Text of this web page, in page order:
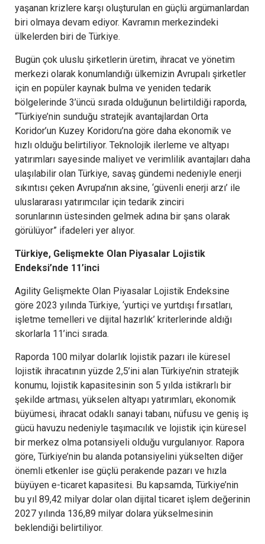
yaşanan krizlere karşı oluşturulan en güçlü argümanlardan
biri olmaya devam ediyor. Kavramın merkezindeki
ülkelerden biri de Türkiye.
Bugün çok uluslu şirketlerin üretim, ihracat ve yönetim
merkezi olarak konumlandığı ülkemizin Avrupalı şirketler
için en popüler kaynak bulma ve yeniden tedarik
bölgelerinde 3’üncü sırada olduğunun belirtildiği raporda,
“Türkiye’nin sunduğu stratejik avantajlardan Orta
Koridor’un Kuzey Koridoru’na göre daha ekonomik ve
hızlı olduğu belirtiliyor. Teknolojik ilerleme ve altyapı
yatırımları sayesinde maliyet ve verimlilik avantajları daha
ulaşılabilir olan Türkiye, savaş gündemi nedeniyle enerji
sıkıntısı çeken Avrupa’nın aksine, ‘güvenli enerji arzı’ ile
uluslararası yatırımcılar için tedarik zinciri
sorunlarının üstesinden gelmek adına bir şans olarak
görülüyor” ifadeleri yer alıyor.
Türkiye, Gelişmekte Olan Piyasalar Lojistik
Endeksi’nde 11’inci
Agility Gelişmekte Olan Piyasalar Lojistik Endeksine
göre 2023 yılında Türkiye, ‘yurtiçi ve yurtdışı fırsatları,
işletme temelleri ve dijital hazırlık’ kriterlerinde aldığı
skorlarla 11’inci sırada.
Raporda 100 milyar dolarlık lojistik pazarı ile küresel
lojistik ihracatının yüzde 2,5’ini alan Türkiye’nin stratejik
konumu, lojistik kapasitesinin son 5 yılda istikrarlı bir
şekilde artması, yükselen altyapı yatırımları, ekonomik
büyümesi, ihracat odaklı sanayi tabanı, nüfusu ve geniş iş
gücü havuzu nedeniyle taşımacılık ve lojistik için küresel
bir merkez olma potansiyeli olduğu vurgulanıyor. Rapora
göre, Türkiye’nin bu alanda potansiyelini yükselten diğer
önemli etkenler ise güçlü perakende pazarı ve hızla
büyüyen e-ticaret kapasitesi. Bu kapsamda, Türkiye’nin
bu yıl 89,42 milyar dolar olan dijital ticaret işlem değerinin
2027 yılında 136,89 milyar dolara yükselmesinin
beklendiği belirtiliyor.